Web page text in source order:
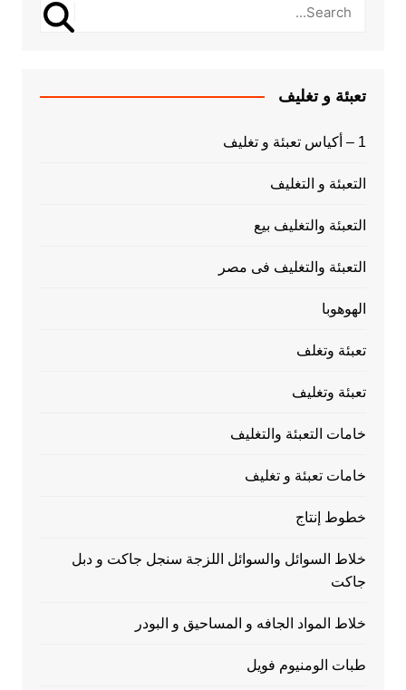
تعبئة و تغليف
1 – أكياس تعبئة و تغليف
التعبئة و التغليف
التعبئة والتغليف بيع
التعبئة والتغليف فى مصر
الهوهوبا
تعبئة وتغلف
تعبئة وتغليف
خامات التعبئة والتغليف
خامات تعبئة و تغليف
خطوط إنتاج
خلاط السوائل والسوائل اللزجة سنجل جاكت و دبل
جاكت
خلاط المواد الجافه و المساحيق و البودر
طبات الومنيوم فويل